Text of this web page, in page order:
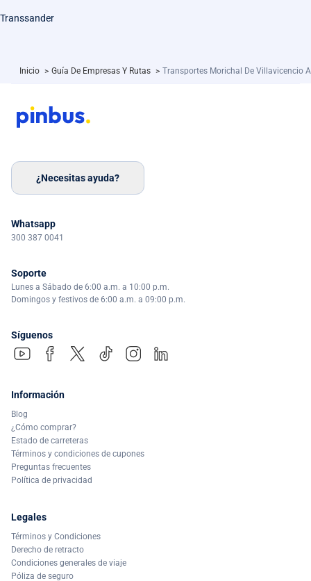
Transsander
Inicio > Guía De Empresas Y Rutas > Transportes Morichal De Villavicencio
¿Necesitas ayuda?
Whatsapp
300 387 0041
Soporte
Lunes a Sábado de 6:00 a.m. a 10:00 p.m.
Domingos y festivos de 6:00 a.m. a 09:00 p.m.
Síguenos
Información
Blog
¿Cómo comprar?
Estado de carreteras
Términos y condiciones de cupones
Preguntas frecuentes
Política de privacidad
Legales
Términos y Condiciones
Derecho de retracto
Condiciones generales de viaje
Póliza de seguro